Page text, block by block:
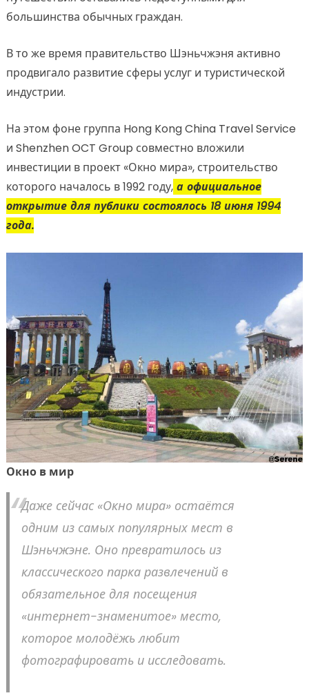
большинства обычных граждан.
В то же время правительство Шэньчжэня активно
продвигало развитие сферы услуг и туристической
индустрии.
На этом фоне группа Hong Kong China Travel Service
и Shenzhen OCT Group совместно вложили
инвестиции в проект «Окно мира», строительство
которого началось в 1992 году,а официальное
открытие для публики состоялось 18 июня 1994
года.
Окно в мир
Даже сейчас «Окно мира» остаётся
одним из самых популярных мест в
Шэньчжэне. Оно превратилось из
классического парка развлечений в
обязательное для посещения
«интернет-знаменитое» место,
которое молодёжь любит
фотографировать и исследовать.